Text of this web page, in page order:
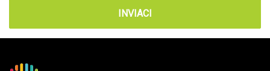
INVIACI